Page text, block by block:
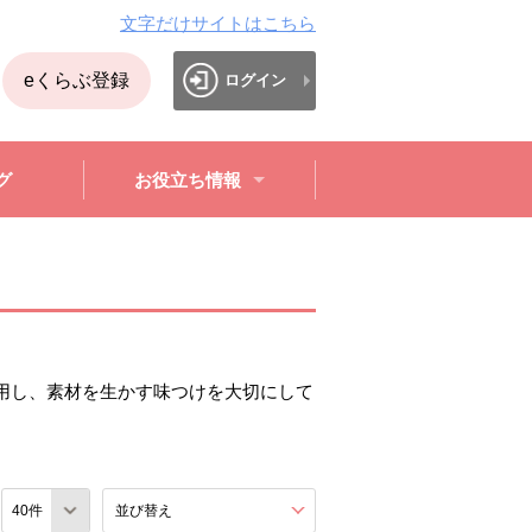
文字だけサイトはこちら
eくらぶ登録 ログイン
お役立ち情報
、素材を生かす味つけを大切にして
並び替え